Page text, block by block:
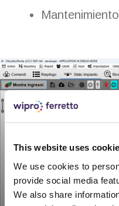
This website uses
We use cookies to
provide social media
We also share